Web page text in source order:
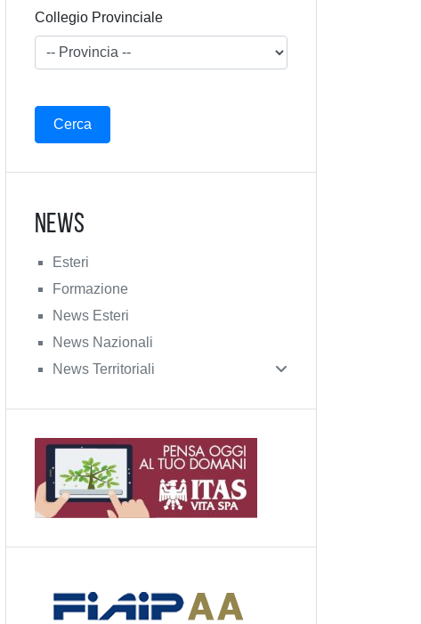
Collegio Provinciale
News
Esteri
Formazione
News Esteri
News Nazionali
News Territoriali